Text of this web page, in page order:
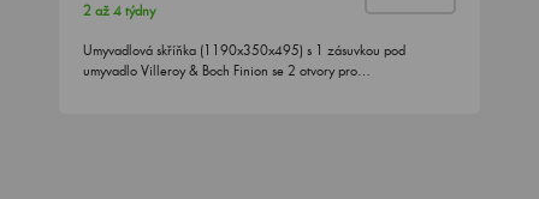
2 až 4 týdny
Umyvadlová skříňka (1190x350x495) s 1 zásuvkou pod
umyvadlo Villeroy & Boch Finion se 2 otvory pro…